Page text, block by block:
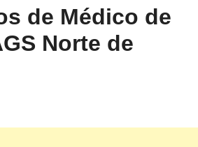
de Médico de
Norte de